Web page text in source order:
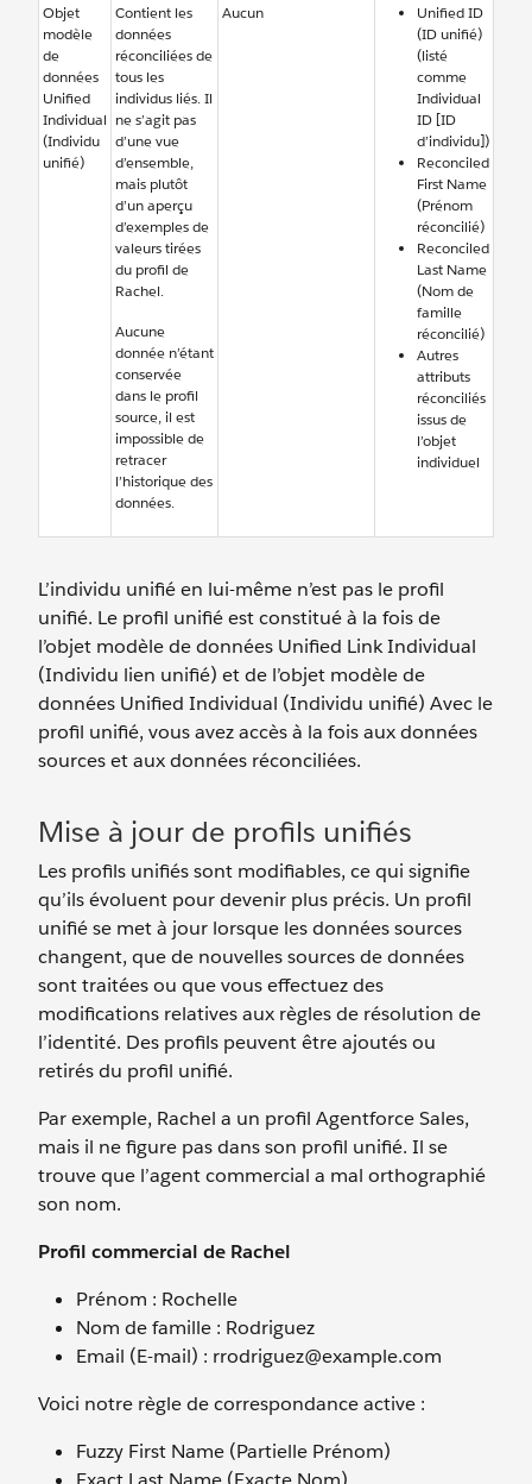
Objet
modèle
de
données
Unified
Individual
(Individu
unifié)
Contient les
données
réconciliées de
tous les
individus liés. Il
ne s’agit pas
d’une vue
d’ensemble,
mais plutôt
d’un aperçu
d’exemples de
valeurs tirées
du profil de
Rachel.
Aucune
donnée n’étant
conservée
dans le profil
source, il est
impossible de
retracer
l’historique des
données.
Aucun
Unified ID
(ID unifié)
(listé
comme
Individual
ID [ID
d’individu])
Reconciled
First Name
(Prénom
réconcilié)
Reconciled
Last Name
(Nom de
famille
réconcilié)
Autres
attributs
réconciliés
issus de
l’objet
individuel
L’individu unifié en lui-même n’est pas le profil
unifié. Le profil unifié est constitué à la fois de
l’objet modèle de données Unified Link Individual
(Individu lien unifié) et de l’objet modèle de
données Unified Individual (Individu unifié) Avec le
profil unifié, vous avez accès à la fois aux données
sources et aux données réconciliées.
Mise à jour de profils unifiés
Les profils unifiés sont modifiables, ce qui signifie
qu’ils évoluent pour devenir plus précis. Un profil
unifié se met à jour lorsque les données sources
changent, que de nouvelles sources de données
sont traitées ou que vous effectuez des
modifications relatives aux règles de résolution de
l’identité. Des profils peuvent être ajoutés ou
retirés du profil unifié.
Par exemple, Rachel a un profil Agentforce Sales,
mais il ne figure pas dans son profil unifié. Il se
trouve que l’agent commercial a mal orthographié
son nom.
Profil commercial de Rachel
Prénom : Rochelle
Nom de famille : Rodriguez
Email (E-mail) : rrodriguez@example.com
Voici notre règle de correspondance active :
Fuzzy First Name (Partielle Prénom)